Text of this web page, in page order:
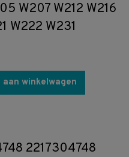
W207 W212 W216
W222 W231
aan winkelwagen
2217304748